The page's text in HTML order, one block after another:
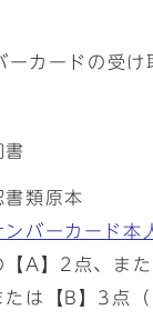
ーカードの受
書
書類原本
ンバーカード本
【A】2点、ま
たは【B】3点